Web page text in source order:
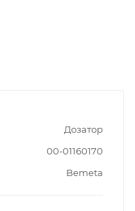
Дозатор
00-01160170
Bemeta